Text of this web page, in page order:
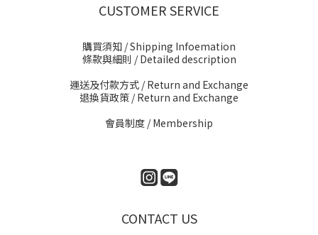
CUSTOMER SERVICE
購買須知 / Shipping Infoemation
條款與細則 / Detailed description
運送及付款方式 / Return and Exchange
退換貨政策 / Return and Exchange
會員制度 / Membership
CONTACT US